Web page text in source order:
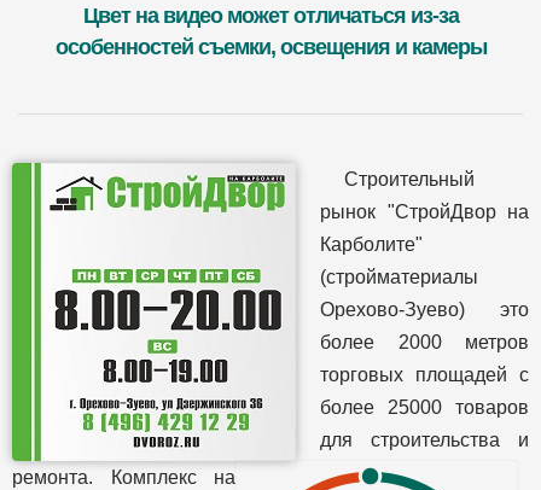
Цвет на видео может отличаться из-за
особенностей съемки, освещения и камеры
Строительный
рынок "СтройДвор на
Карболите"
(стройматериалы
Орехово-Зуево) это
более 2000 метров
торговых площадей с
более 25000 товаров
для строительства и
ремонта. Комплекс на